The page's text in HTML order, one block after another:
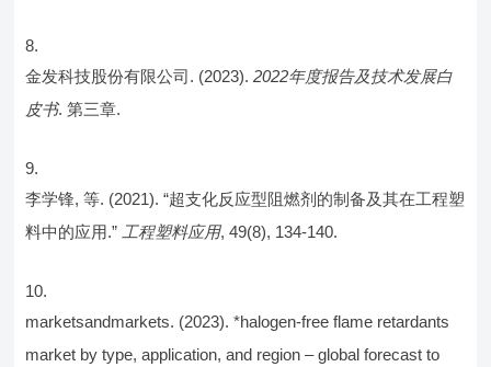
金发科技股份有限公司. (2023).2022年度报告及技术发展白
皮书. 第三章.
李学锋, 等. (2021). “超支化反应型阻燃剂的制备及其在工程塑
料中的应用.” 工程塑料应用, 49(8), 134-140.
marketsandmarkets. (2023). *halogen-free flame retardants
market by type, application, and region – global forecast to